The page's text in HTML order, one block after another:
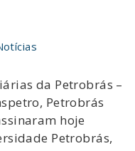
da Petrobrás –
Petrobrás
hoje
Petrobrás,